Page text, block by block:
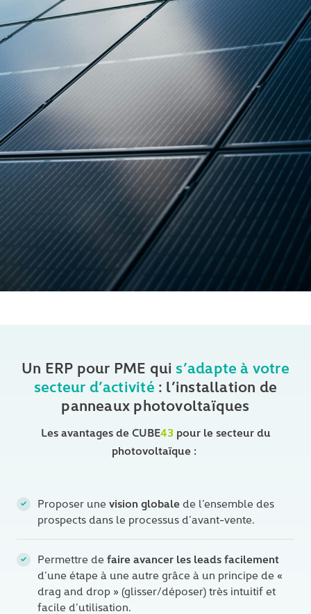
09:00 - 13:00 | 14:00 - 18:00
09 54 39 82 49
Linkedin
Un ERP pour PME qui s’adapte à votre
secteur d’activité : l’installation de
panneaux photovoltaïques
Les avantages de CUBE43 pour le secteur du
photovoltaïque :
Proposer une vision globale de l’ensemble des
prospects dans le processus d’avant-vente.
Permettre de faire avancer les leads facilement
d’une étape à une autre grâce à un principe de «
drag and drop » (glisser/déposer) très intuitif et
facile d’utilisation.